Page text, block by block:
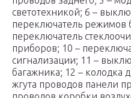
светотехникой; 6 –
переключатель режимов
переключатель
приборов; 10 –
сигнализации; 11 –
багажника; 12 – колодка
жгута проводов панели